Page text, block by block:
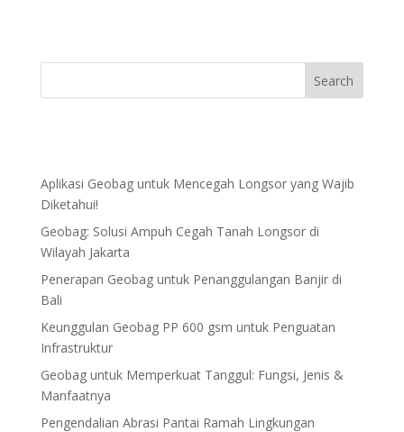
Aplikasi Geobag untuk Mencegah Longsor yang Wajib
Diketahui!
Geobag: Solusi Ampuh Cegah Tanah Longsor di
Wilayah Jakarta
Penerapan Geobag untuk Penanggulangan Banjir di
Bali
Keunggulan Geobag PP 600 gsm untuk Penguatan
Infrastruktur
Geobag untuk Memperkuat Tanggul: Fungsi, Jenis &
Manfaatnya
Pengendalian Abrasi Pantai Ramah Lingkungan